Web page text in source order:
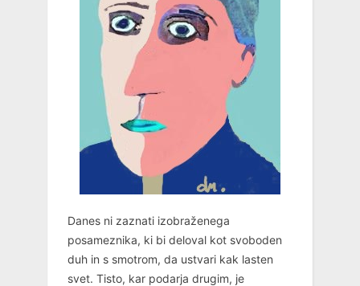
Danes ni zaznati izobraženega
posameznika, ki bi deloval kot svoboden
duh in s smotrom, da ustvari kak lasten
svet. Tisto, kar podarja drugim, je